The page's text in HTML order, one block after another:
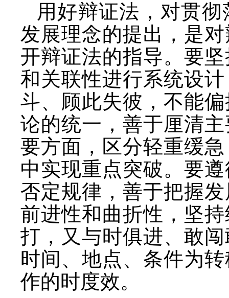
用好辩证法，对贯
发展理念的提出，是
开辩证法的指导。要
和关联性进行系统设
斗、顾此失彼，不能
论的统一，善于厘清
要方面，区分轻重缓
中实现重点突破。要
否定规律，善于把握
前进性和曲折性，坚
打，又与时俱进、敢
时间、地点、条件为
作的时度效。